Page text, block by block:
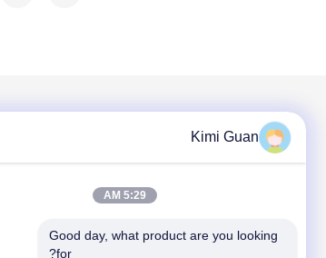
Kimi Guan
5:29 AM
Good day, what product are you looking
for?